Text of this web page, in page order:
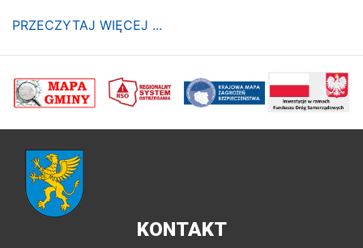
PRZECZYTAJ WIĘCEJ ...
poprzednii
KONTAKT